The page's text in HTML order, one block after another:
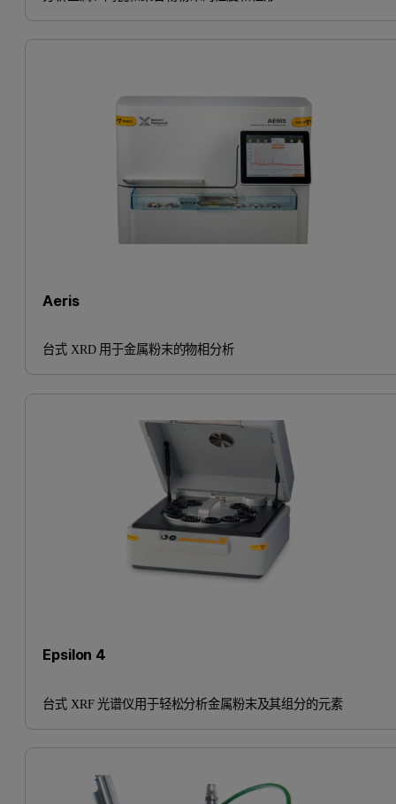
Aeris
台式 XRD 用于金属粉末的物相分析
Epsilon 4
台式 XRF 光谱仪用于轻松分析金属粉末及其组分的元素